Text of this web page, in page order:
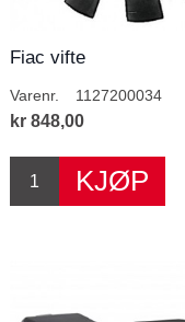
Fiac vifte
Varenr. 1127200034
kr 848,00